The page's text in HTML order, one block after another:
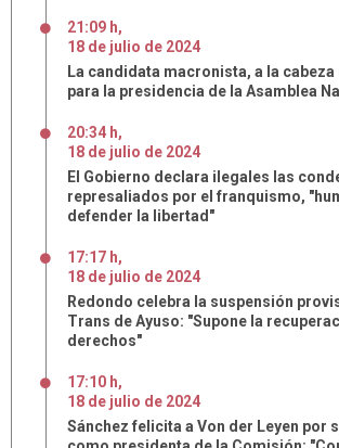
21:09 h,
18 de julio de 2024
La candidata macronista, a la cabeza
para la presidencia de la Asamblea
20:34 h,
18 de julio de 2024
El Gobierno declara ilegales las
represaliados por el franquismo,
defender la libertad"
17:17 h,
18 de julio de 2024
Redondo celebra la suspensión
Trans de Ayuso: "Supone la
derechos"
17:10 h,
18 de julio de 2024
Sánchez felicita a Von der Leyen por